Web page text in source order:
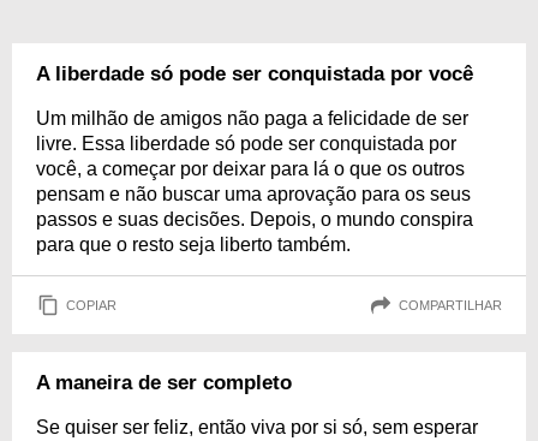
A liberdade só pode ser conquistada por você
Um milhão de amigos não paga a felicidade de ser
livre. Essa liberdade só pode ser conquistada por
você, a começar por deixar para lá o que os outros
pensam e não buscar uma aprovação para os seus
passos e suas decisões. Depois, o mundo conspira
para que o resto seja liberto também.
COPIAR COMPARTILHAR
A maneira de ser completo
Se quiser ser feliz, então viva por si só, sem esperar